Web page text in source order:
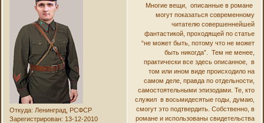
Откуда: Ленинград, РСФСР
Зарегистрирован: 13-12-2010
Многие вещи, описанные в романе
могут показаться современному
читателю совершеннейшей
фантастикой, проходящей по статье
“не может быть, потому что не может
быть никогда”. Тем не менее,
практически все здесь описанное, в
том или ином виде происходило на
самом деле, правда по отдельности,
самостоятельными эпизодами. Те, кто
служил в восьмидесятые годы, думаю,
смогут это подтвердить. Собственно, в
романе и использованы свидетельства